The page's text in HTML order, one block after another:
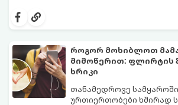
ფიზიოლოგიური და
მოთმინებას მოითხოვს.
როგორ გახადოთ ეს
როგორ მოხიბლოთ
მიმოწერით: ფლირტის
ხრიკი
თანამედროვე
ურთიერთობები ხშირად